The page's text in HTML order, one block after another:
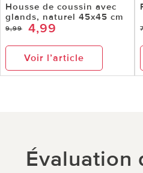
Housse de coussin avec
glands, naturel 45x45 cm
9,99 4,99
Voir l’article
Évaluation